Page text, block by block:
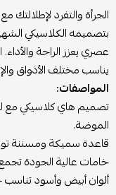
الجرأة والتفرد
بتصميمه الكلاسيكي
عصري يعزز الراحة
يناسب مختلف الأذواق
المواصفات:
تصميم هاي كلاسيكي
الموضة.
قاعدة سميكة ومسننة
خامات عالية الجودة تجمع
ألوان أبيض وأسود تناسب